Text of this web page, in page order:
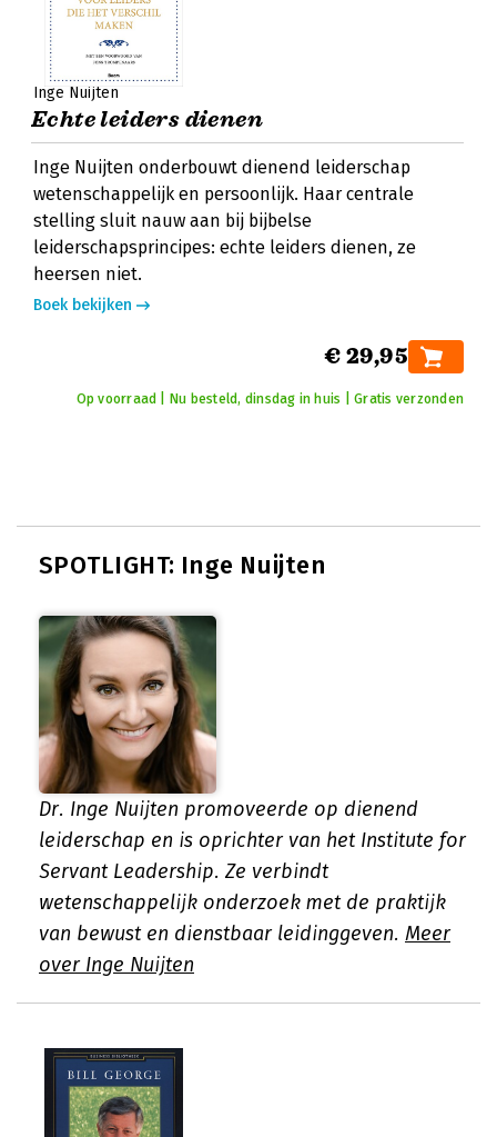
Inge Nuijten
Echte leiders dienen
Inge Nuijten onderbouwt dienend leiderschap
wetenschappelijk en persoonlijk. Haar centrale
stelling sluit nauw aan bij bijbelse
leiderschapsprincipes: echte leiders dienen, ze
heersen niet.
Boek bekijken
€ 29,95
Op voorraad | Nu besteld, dinsdag in huis | Gratis verzonden
SPOTLIGHT: Inge Nuijten
Dr. Inge Nuijten promoveerde op dienend
leiderschap en is oprichter van het Institute for
Servant Leadership. Ze verbindt
wetenschappelijk onderzoek met de praktijk
van bewust en dienstbaar leidinggeven. Meer
over Inge Nuijten